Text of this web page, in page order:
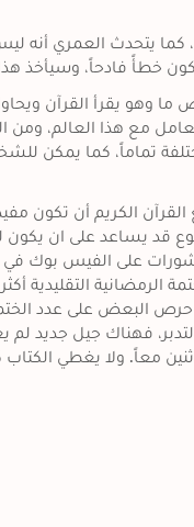
خطأً فادحاً، وسيأخذ